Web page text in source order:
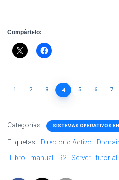
Compártelo:
1 2 3 4 5 6 7
Categorías: SISTEMAS OPERATIVOS EN
Etiquetas: Directorio Activo
Libro
manual R2 Server tutorial